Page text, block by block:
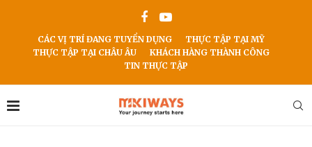
CÁC VỊ TRÍ ĐANG TUYỂN DỤNG
THỰC TẬP TẠI MỸ
THỰC TẬP TẠI CHÂU ÂU
KHÁCH HÀNG THÀNH CÔNG
TIN THỰC TẬP